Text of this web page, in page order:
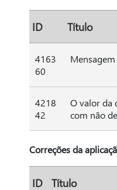
ID Título
4163
60
4218
42
O valor da
com não
Correções da
ID Título